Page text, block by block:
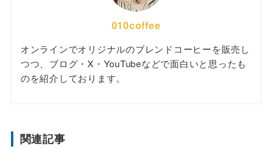
010coffee
オンラインでオリジナルのブレンドコーヒーを販売し
つつ、ブログ・X・YouTubeなどで面白いと思ったも
のを紹介しております。
関連記事